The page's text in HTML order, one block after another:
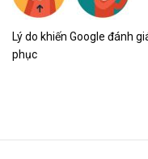
Lý do khiến Google đánh
phục